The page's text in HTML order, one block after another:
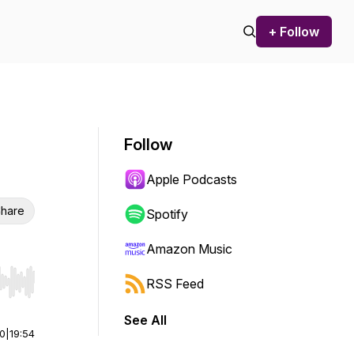
+ Follow
Hold shift to jump forward or backward.
19:54
Follow
Apple Podcasts
Spotify
Amazon Music
RSS Feed
See All